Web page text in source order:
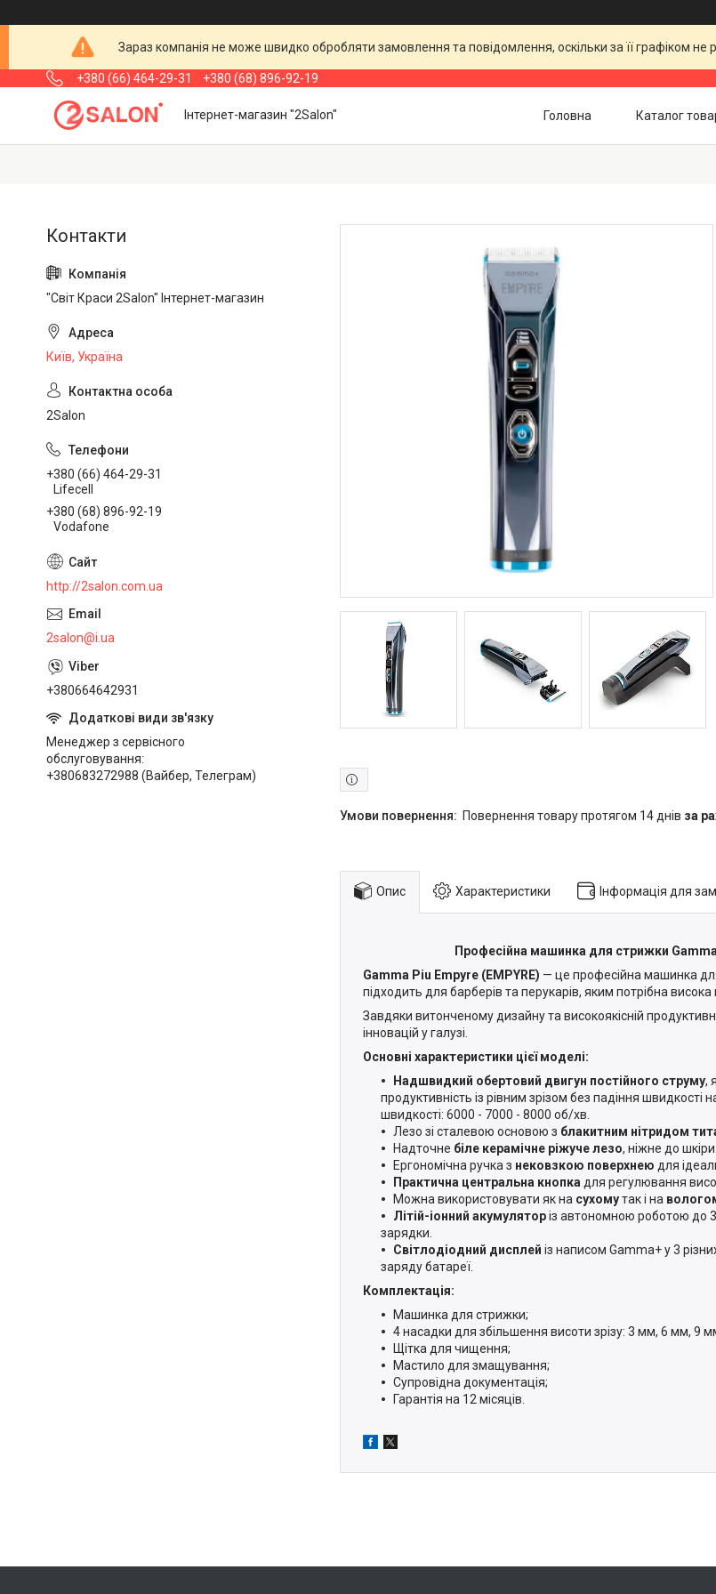
Зараз компанія не може швидко обробляти замовлення та повідомлення, оскільки за її графіком
+380 (66) 464-29-31 +380 (68) 896-92-19
Інтернет-магазин "2Salon" Головна Каталог
повернення товару протягом 14 днів за
Опис Характеристики Інформація для
Професійна машинка для стрижки Gamma
Gamma Piu Empyre (EMPYRE) — це професійна машинка
підходить для барберів та перукарів, яким потрібна висока
Завдяки витонченому дизайну та високоякісній
інновацій у галузі.
Основні характеристики цієї моделі:
Надшвидкий обертовий двигун постійного струму,
продуктивність із рівним зрізом без падіння швидкості
швидкості: 6000 - 7000 - 8000 об/хв.
Лезо зі сталевою основою з блакитним нітридом
Надточне біле керамічне ріжуче лезо, ніжне до шкіри.
Ергономічна ручка з нековзкою поверхнею для
Практична центральна кнопка для регулювання
Можна використовувати як на сухомутак і на
Літій-іонний акумуляторіз автономною роботою до
зарядки.
Світлодіодний дисплей із написом Gamma+ у 3
заряду батареї.
Комплектація:
Машинка для стрижки;
4 насадки для збільшення висоти зрізу: 3 мм, 6 мм, 9
Щітка для чищення;
Мастило для змащування;
Супровідна документація;
Гарантія на 12 місяців.
"Світ Краси 2Salon" Інтернет-магазин
Київ, Україна
2Salon
+380 (66) 464-29-31
Lifecell
+380 (68) 896-92-19
Vodafone
http://2salon.com.ua
2salon@i.ua
+380664642931
Менеджер з сервісного
обслуговування
+380683272988 (Вайбер, Телеграм)